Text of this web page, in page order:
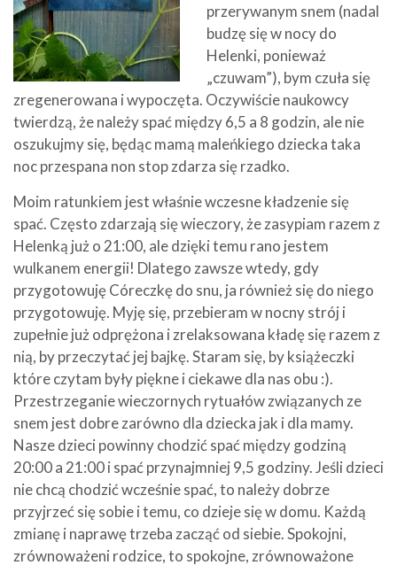
przerywanym snem (nadal
budzę się w nocy do
Helenki, ponieważ
„czuwam”), bym czuła się
zregenerowana i wypoczęta. Oczywiście naukowcy
twierdzą, że należy spać między 6,5 a 8 godzin, ale nie
oszukujmy się, będąc mamą maleńkiego dziecka taka
noc przespana non stop zdarza się rzadko.
Moim ratunkiem jest właśnie wczesne kładzenie się
spać. Często zdarzają się wieczory, że zasypiam razem z
Helenką już o 21:00, ale dzięki temu rano jestem
wulkanem energii! Dlatego zawsze wtedy, gdy
przygotowuję Córeczkę do snu, ja również się do niego
przygotowuję. Myję się, przebieram w nocny strój i
zupełnie już odprężona i zrelaksowana kładę się razem z
nią, by przeczytać jej bajkę. Staram się, by książeczki
które czytam były piękne i ciekawe dla nas obu :).
Przestrzeganie wieczornych rytuałów związanych ze
snem jest dobre zarówno dla dziecka jak i dla mamy.
Nasze dzieci powinny chodzić spać między godziną
20:00 a 21:00 i spać przynajmniej 9,5 godziny. Jeśli dzieci
nie chcą chodzić wcześnie spać, to należy dobrze
przyjrzeć się sobie i temu, co dzieje się w domu. Każdą
zmianę i naprawę trzeba zacząć od siebie. Spokojni,
zrównoważeni rodzice, to spokojne, zrównoważone